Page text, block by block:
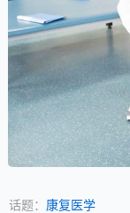
话题： 康复医学